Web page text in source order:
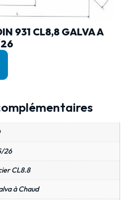
931 CL8,8 GALVA A
26
CL8.8
à Chaud